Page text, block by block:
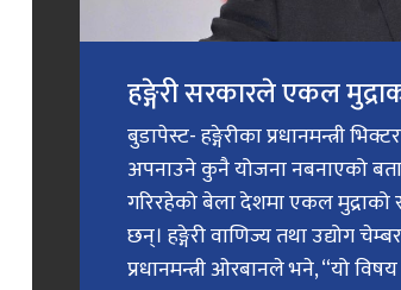
हङ्गेरी सरकारले एकल
बुडापेस्ट- हङ्गेरीका प्रधानमन्त्री
अपनाउने कुनै योजना नबनाएको
गरिरहेको बेला देशमा एकल
छन्। हङ्गेरी वाणिज्य तथा उद्योग
प्रधानमन्त्री ओरबानले भने, “यो